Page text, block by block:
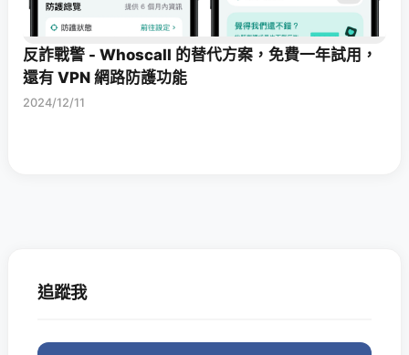
反詐戰警 - Whoscall 的替代方案，免費一年試用，
還有 VPN 網路防護功能
2024/12/11
追蹤我